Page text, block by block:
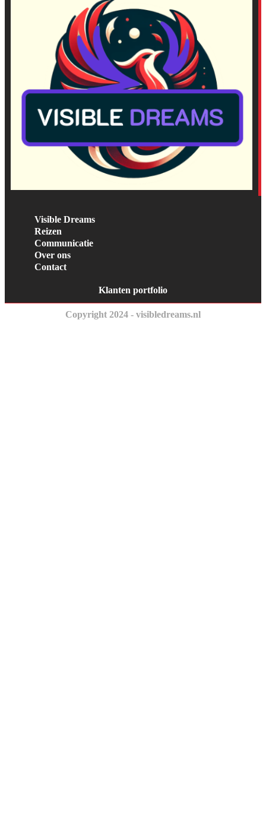
Visible Dreams
Reizen
Communicatie
Over ons
Contact
Klanten portfolio
Copyright 2024 - visibledreams.nl